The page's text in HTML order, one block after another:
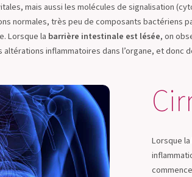
mais aussi les molécules de signalisation
normales, très peu de composants bactériens
Lorsque la barrière intestinale est lésée, on
inflammatoires dans l’organe, et donc
Lorsque la